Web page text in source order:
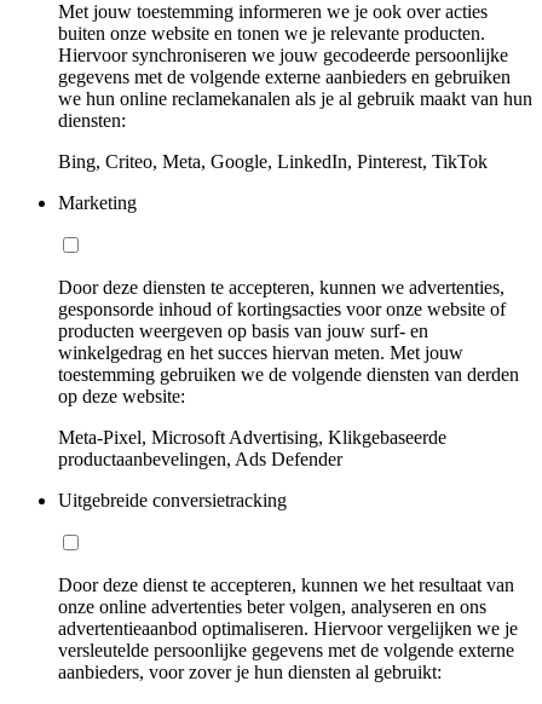
Met jouw toestemming informeren we je ook over acties
buiten onze website en tonen we je relevante producten.
Hiervoor synchroniseren we jouw gecodeerde persoonlijke
gegevens met de volgende externe aanbieders en gebruiken
we hun online reclamekanalen als je al gebruik maakt van hun
diensten:
Bing, Criteo, Meta, Google, LinkedIn, Pinterest, TikTok
Marketing
Door deze diensten te accepteren, kunnen we advertenties,
gesponsorde inhoud of kortingsacties voor onze website of
producten weergeven op basis van jouw surf- en
winkelgedrag en het succes hiervan meten. Met jouw
toestemming gebruiken we de volgende diensten van derden
op deze website:
Meta-Pixel, Microsoft Advertising, Klikgebaseerde
productaanbevelingen, Ads Defender
Uitgebreide conversietracking
Door deze dienst te accepteren, kunnen we het resultaat van
onze online advertenties beter volgen, analyseren en ons
advertentieaanbod optimaliseren. Hiervoor vergelijken we je
versleutelde persoonlijke gegevens met de volgende externe
aanbieders, voor zover je hun diensten al gebruikt: